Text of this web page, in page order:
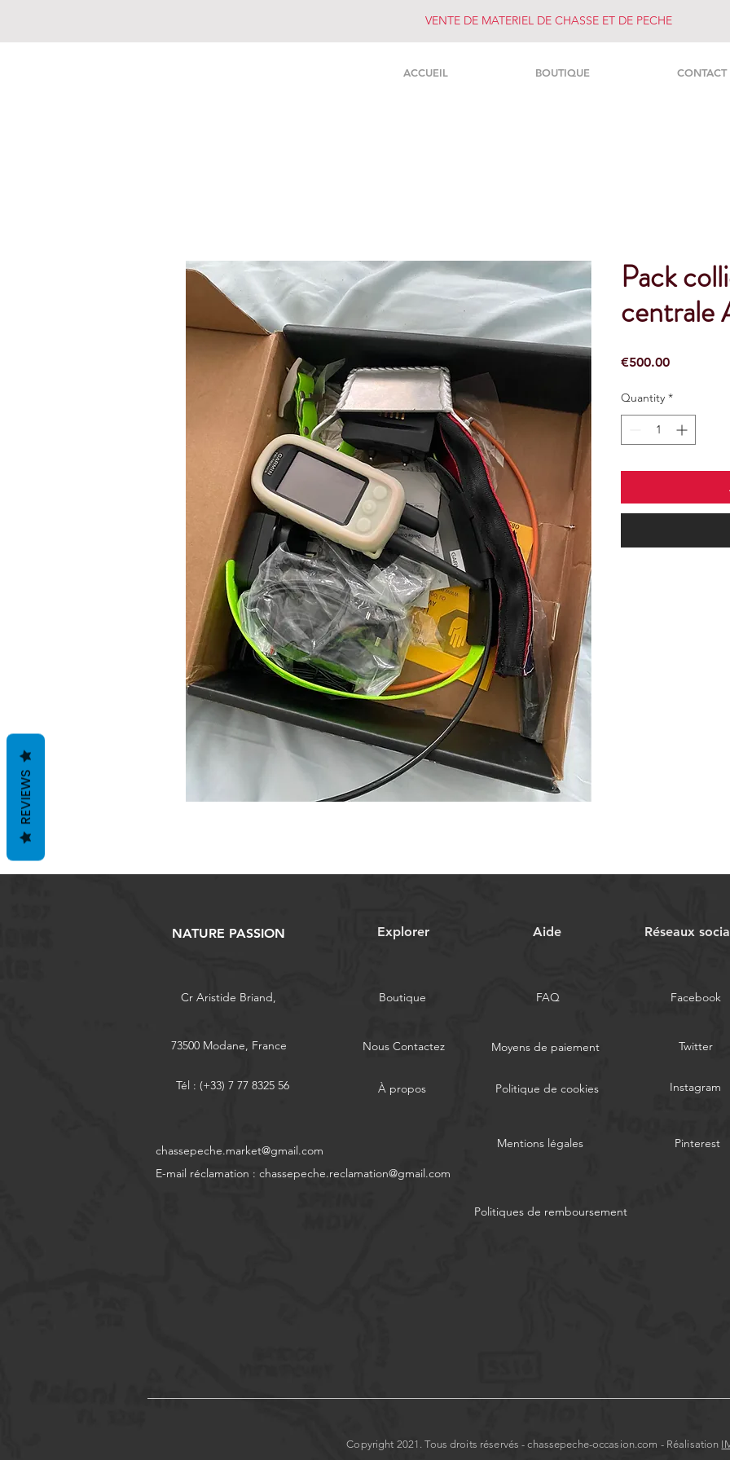
VENTE DE MATERIEL DE CHASSE ET DE PECHE
ACCUEIL BOUTIQUE CONTACT
Pack
centrale
€500.00Price
Quantity *
NATURE PASSION Explorer Aide Réseaux
Cr Aristide Briand,
73500 Modane, France
Tél : (+33) 7 77 8325 56
Boutique FAQ
Nous Contactez Moyens de paiement
À propos Politique de cookies
Facebook
Twitter
Instagram
chassepeche.market@gmail.com
E-mail réclamation : chassepeche.reclamation@gmail.com
Mentions légales Pinterest
Politiques de remboursement
Copyright 2021. Tous droits réservés - chassepeche-occasion.com - Réalisation
REVIEWS